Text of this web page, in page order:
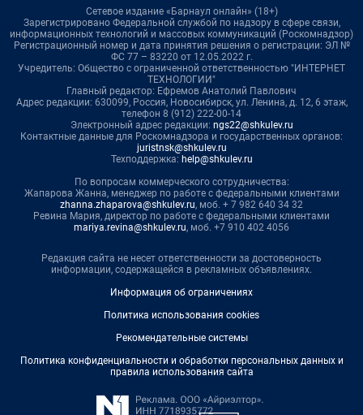
Сетевое издание «Барнаул онлайн» (18+)
Зарегистрировано Федеральной службой по надзору в сфере связи,
информационных технологий и массовых коммуникаций (Роскомнадзор)
Регистрационный номер и дата принятия решения о регистрации: ЭЛ №
ФС 77 – 83220 от 12.05.2022 г.
Учредитель: Общество с ограниченной ответственностью "ИНТЕРНЕТ
ТЕХНОЛОГИИ"
Главный редактор: Ефремов Анатолий Павлович
Адрес редакции: 630099, Россия, Новосибирск, ул. Ленина, д. 12, 6 этаж,
телефон 8 (912) 222-00-14
Электронный адрес редакции: ngs22@shkulev.ru
Контактные данные для Роскомнадзора и государственных органов:
juristnsk@shkulev.ru
Техподдержка: help@shkulev.ru
По вопросам коммерческого сотрудничества:
Жапарова Жанна, менеджер по работе с федеральными клиентами
zhanna.zhaparova@shkulev.ru, моб. + 7 982 640 34 32
Ревина Мария, директор по работе с федеральными клиентами
mariya.revina@shkulev.ru, моб. +7 910 402 4056
Редакция сайта не несет ответственности за достоверность
информации, содержащейся в рекламных объявлениях.
Информация об ограничениях
Политика использования cookies
Рекомендательные системы
Политика конфиденциальности и обработки персональных данных и
правила использования сайта